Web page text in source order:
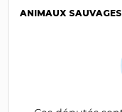
ANIMAUX SAUVAGES